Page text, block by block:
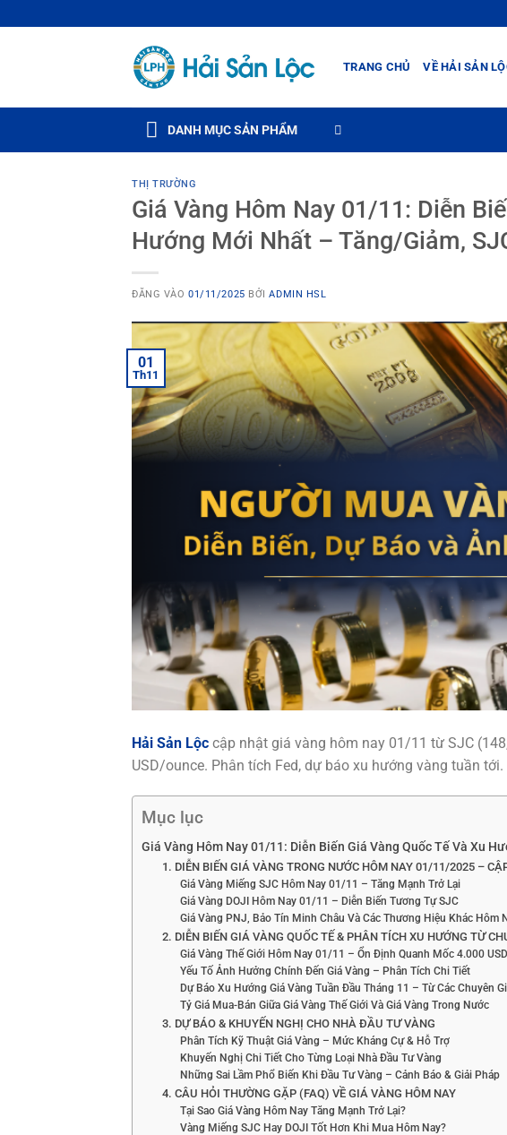
qua
TRANG CHỦ VỀ HẢI SẢN
DANH MỤC SẢN PHẨM
THỊ TRƯỜNG
Giá Vàng Hôm Nay 01/11: Diễn
Hướng Mới Nhất – Tăng/Giảm,
ĐĂNG VÀO01/11/2025 BỞIADMIN HSL
01
Th11
Hải Sản Lộc cập nhật giá vàng hôm nay 01/11 từ SJC
USD/ounce. Phân tích Fed, dự báo xu hướng vàng tuần tới.
Mục lục
Giá Vàng Hôm Nay 01/11: Diễn Biến Giá Vàng Quốc Tế Và Xu
1. DIỄN BIẾN GIÁ VÀNG TRONG NƯỚC HÔM NAY 01/11/2025 –
Giá Vàng Miếng SJC Hôm Nay 01/11 – Tăng Mạnh Trở Lại
Giá Vàng DOJI Hôm Nay 01/11 – Diễn Biến Tương Tự SJC
Giá Vàng PNJ, Bảo Tín Minh Châu Và Các Thương Hiệu Khác Hôm
2. DIỄN BIẾN GIÁ VÀNG QUỐC TẾ & PHÂN TÍCH XU HƯỚNG TỪ
Giá Vàng Thế Giới Hôm Nay 01/11 – Ổn Định Quanh Mốc 4.000
Yếu Tố Ảnh Hưởng Chính Đến Giá Vàng – Phân Tích Chi Tiết
Dự Báo Xu Hướng Giá Vàng Tuần Đầu Tháng 11 – Từ Các Chuyên
Tỷ Giá Mua-Bán Giữa Giá Vàng Thế Giới Và Giá Vàng Trong Nước
3. DỰ BÁO & KHUYẾN NGHỊ CHO NHÀ ĐẦU TƯ VÀNG
Phân Tích Kỹ Thuật Giá Vàng – Mức Kháng Cự & Hỗ Trợ
Khuyến Nghị Chi Tiết Cho Từng Loại Nhà Đầu Tư Vàng
Những Sai Lầm Phổ Biến Khi Đầu Tư Vàng – Cảnh Báo & Giải Pháp
4. CÂU HỎI THƯỜNG GẶP (FAQ) VỀ GIÁ VÀNG HÔM NAY
Tại Sao Giá Vàng Hôm Nay Tăng Mạnh Trở Lại?
Vàng Miếng SJC Hay DOJI Tốt Hơn Khi Mua Hôm Nay?